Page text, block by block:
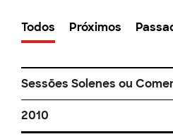
Todos Próximos
Sessões Solenes ou
2010